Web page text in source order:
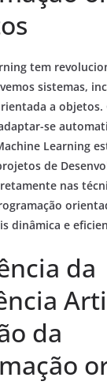
tem
sistemas,
a objetos.
se
Learning
de
nas
dinâmica e
da
da